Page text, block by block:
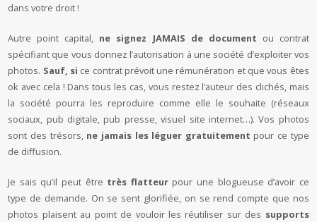
dans votre droit !
Autre point capital, ne signez JAMAIS de document ou contrat
spécifiant que vous donnez l’autorisation à une société d’exploiter vos
photos. Sauf, si ce contrat prévoit une rémunération et que vous êtes
ok avec cela ! Dans tous les cas, vous restez l’auteur des clichés, mais
la société pourra les reproduire comme elle le souhaite (réseaux
sociaux, pub digitale, pub presse, visuel site internet…). Vos photos
sont des trésors, ne jamais les léguer gratuitement pour ce type
de diffusion.
Je sais qu’il peut être très flatteurpour une blogueuse d’avoir ce
type de demande. On se sent glorifiée, on se rend compte que nos
photos plaisent au point de vouloir les réutiliser sur des supports